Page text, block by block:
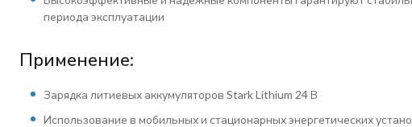
периода эксплуатации
Применение:
Зарядка литиевых аккумуляторов Stark Lithium 24 В
Использование в мобильных и стационарных энергетических